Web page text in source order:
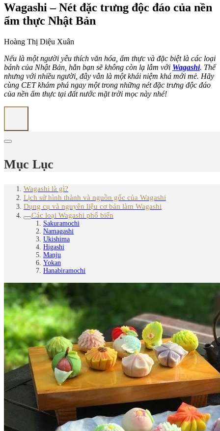
Wagashi – Nét đặc trưng độc đáo của nền
ẩm thực Nhật Bản
Hoàng Thị Diệu Xuân
Nếu là một người yêu thích văn hóa, ẩm thực và đặc biệt là các loại
bánh của Nhật Bản, hẳn bạn sẽ không còn lạ lẫm với Wagashi. Thế
nhưng với nhiều người, đây vẫn là một khái niệm khá mới mẻ. Hãy
cùng CET khám phá ngay một trong những nét đặc trưng độc đáo
của nền ẩm thực tại đất nước mặt trời mọc này nhé!
Mục Lục
Wagashi là gì?
Lịch sử hình thành và nguồn gốc của Wagashi
Dụng cụ và nguyên liệu cơ bản làm Wagashi
Các loại Wagashi phổ biến
Sakuramochi
Namagashi
Ukishima
Higashi
Manju
Yokan
Hanabiramochi